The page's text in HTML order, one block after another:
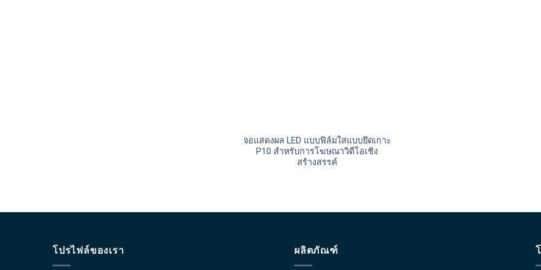
จอแสดงผล LED แบบฟิล์มใสแบบยึดเกาะ
P10 สำหรับการโฆษณาวิดีโอเชิง
สร้างสรรค์
โปรไฟล์ของเรา ผลิตภัณฑ์